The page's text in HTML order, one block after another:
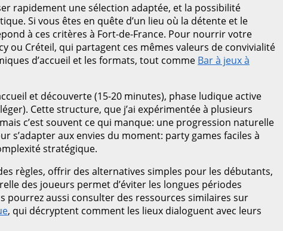
rapidement une sélection adaptée, et la possibilité
Si vous êtes en quête d’un lieu où la détente et le
à ces critères à Fort-de-France. Pour nourrir votre
ou Créteil, qui partagent ces mêmes valeurs de convivialité
d’accueil et les formats, tout comme Bar à jeux à
et découverte (15-20 minutes), phase ludique active
Cette structure, que j’ai expérimentée à plusieurs
c’est souvent ce qui manque: une progression naturelle
s’adapter aux envies du moment: party games faciles à
stratégique.
règles, offrir des alternatives simples pour les débutants,
des joueurs permet d’éviter les longues périodes
pourrez aussi consulter des ressources similaires sur
, qui décryptent comment les lieux dialoguent avec leurs